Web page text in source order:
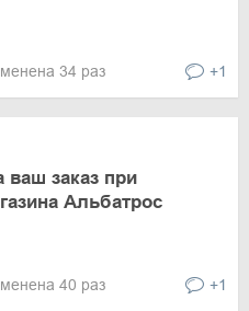
34 раз +1
ваш заказ при
Альбатрос
40 раз +1